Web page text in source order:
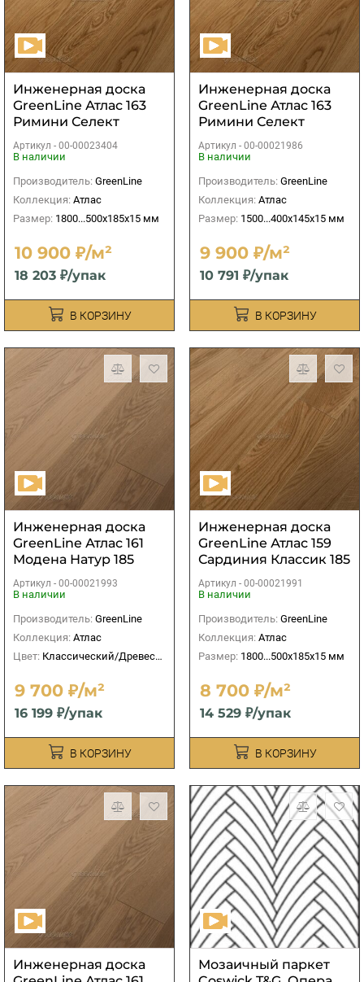
Инженерная доска
GreenLine Атлас 163
Римини Селект
Артикул - 00-00023404
В наличии
Производитель: GreenLine
Коллекция: Атлас
Размер: 1800...500х185х15 мм
10 900 ₽/м²
18 203 ₽/упак
В КОРЗИНУ
Инженерная доска
GreenLine Атлас 163
Римини Селект
Артикул - 00-00021986
В наличии
Производитель: GreenLine
Коллекция: Атлас
Размер: 1500...400х145х15 мм
9 900 ₽/м²
10 791 ₽/упак
В КОРЗИНУ
Инженерная доска
GreenLine Атлас 161
Модена Натур 185
Артикул - 00-00021993
В наличии
Производитель: GreenLine
Коллекция: Атлас
Цвет: Классический/Древесный
9 700 ₽/м²
16 199 ₽/упак
В КОРЗИНУ
Инженерная доска
GreenLine Атлас 159
Сардиния Классик 185
Артикул - 00-00021991
В наличии
Производитель: GreenLine
Коллекция: Атлас
Размер: 1800...500х185х15 мм
8 700 ₽/м²
14 529 ₽/упак
В КОРЗИНУ
Инженерная доска
Мозаичный паркет